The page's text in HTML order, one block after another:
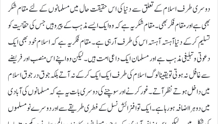
دوسری طرف اسلام کے تعلق سے دنیا کی اس حقیقت حال میں مسلمانوں کے لئے مقام شکر
بھی ہے اور مقام فکر بھی۔ مقام شکر یہ ہے کہ وہ ایک ایسے مذہب کے پیرو ہیں جس کی حقانیت کو
تسلیم کرکے دنیا آہستہ آہستہ اس کی طرف آرہی ہے۔ مقام فکر یہ ہے کہ اسلام خود بھی ایک
دعوتی و تبلیغی مذہب ہے اور مسلمان ایک داعی امت ہیں۔ لیکن وہ اپنے اس منصب اور فریضے
سے غافل نہ ہوتی تو یقینا لوگ اسلام کی طرف ایک ایک کرکے نہ آتے بلکہ جوق در جوق اسلام
میں داخل ہوتے نظر آتے۔ غور کرنے اور سوچنے کی دوسری بات یہ ہے کہ مسلمانوں کی آبادی
میں دوہرا اضافہ ہورہا ہے۔ ایک تو افزائش نسل کے فطری طریقے سے اور دوسرے نو مسلموں